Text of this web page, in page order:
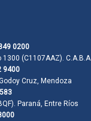
0200
(C1107AAZ). C.A.B.A.
9400
Cruz, Mendoza
Paraná, Entre Ríos